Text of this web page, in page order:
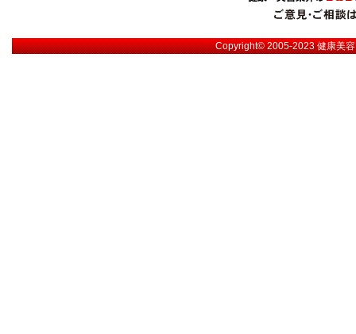
Copyright© 2005-2023健康美